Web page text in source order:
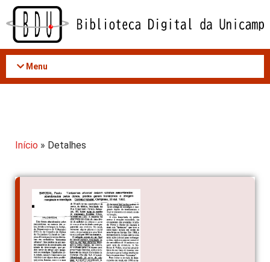
Acessar
conteúdo
Menu
Início » Detalhes